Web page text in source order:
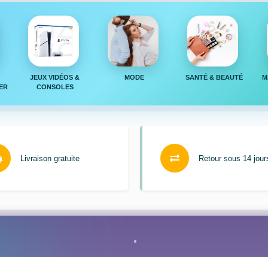
JEUX VIDÉOS &
CONSOLES
MODE SANTÉ & BEAUTÉ
Livraison gratuite Retour sous 14